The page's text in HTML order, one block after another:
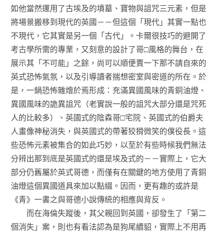
如他當然運用了古埃及的墳墓、寶物與詛咒三元素，但是
將場景搬移到現代的英國－－但這個「現代」其實一點也
不現代，它其實是另一個「古代」。卡爾很技巧的避開了
考古學所需的專業，又刻意的設計了哥□風格的舞台，在
展示其「不可能」之餘，尚可以順便賣一下那不請自來的
英式恐怖氣氛，以及引導讀者揣想密室與密道的所在。於
是，一鍋恐怖雜燴於焉形成：充滿異國風味的青銅油燈、
異國風味的詭異詛咒（老實說一般的詛咒大部分還是咒死
人的比較多）、英國式的陰森哥□宅院、英國式的伯爵夫
人畫像神秘消失，與英國式的帶著狡猾微笑的僕役長。這
些恐怖元素被集合的如此巧妙，以至於有些時候我們無法
分辨出那到底是英國式的還是埃及式的－－實際上，它大
部分仍舊屬於英式哥德，而僅有在關鍵的地方使用了青銅
油燈這個異國道具來加以點綴。因而，更有趣的或許是
《青》一書之與哥德小說傳統的相應與背反。
而在海倫失蹤後，其父親回到英國，卻發生了「第二
個消失」案，則也有看法認為是狗尾續貂，實際上不用再